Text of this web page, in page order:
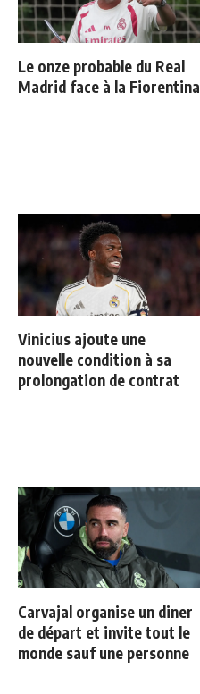
Le onze probable du Real
Madrid face à la Fiorentina
Vinicius ajoute une
nouvelle condition à sa
prolongation de contrat
Carvajal organise un diner
de départ et invite tout le
monde sauf une personne